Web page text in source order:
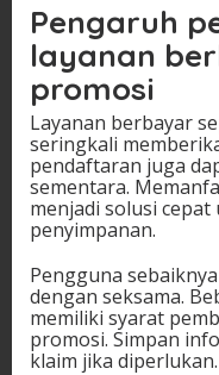
Pengaruh
layanan
promosi
Layanan berbayar
seringkali
pendaftaran juga
sementara.
menjadi solusi
penyimpanan.
Pengguna
dengan seksama.
memiliki syarat
promosi. Simpan
klaim jika diperlukan.